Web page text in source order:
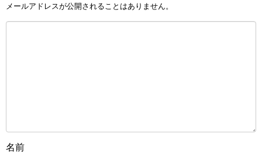
メールアドレスが公開されることはありません。
名前